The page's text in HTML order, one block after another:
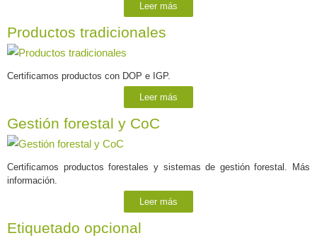
Leer más
Productos tradicionales
Certificamos productos con DOP e IGP.
Leer más
Gestión forestal y CoC
Certificamos productos forestales y sistemas de gestión forestal. Más
información.
Leer más
Etiquetado opcional